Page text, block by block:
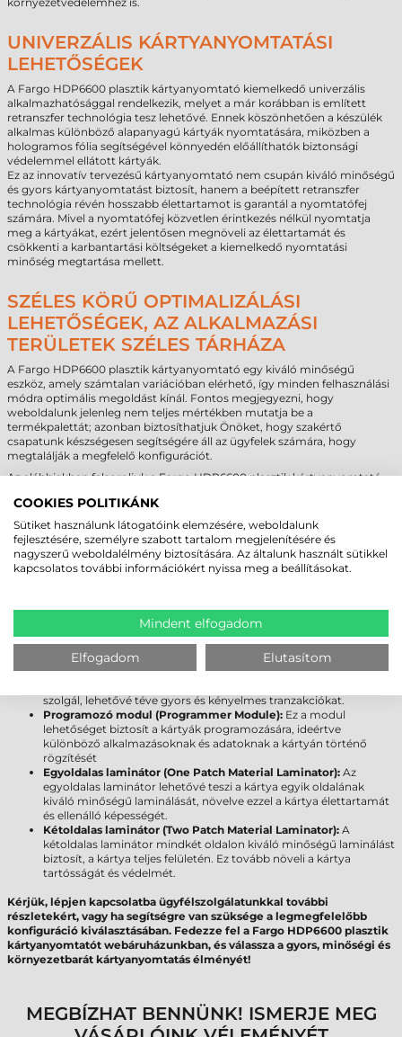
UNIVERZÁLIS KÁRTYANYOMTATÁSI
LEHETŐSÉGEK
A Fargo HDP6600 plasztik kártyanyomtató kiemelkedő univerzális
alkalmazhatósággal rendelkezik, melyet a már korábban is említett
retranszfer technológia tesz lehetővé. Ennek köszönhetően a készülék
alkalmas különböző alapanyagú kártyák nyomtatására, miközben a
hologramos fólia segítségével könnyedén előállíthatók biztonsági
védelemmel ellátott kártyák.
Ez az innovatív tervezésű kártyanyomtató nem csupán kiváló minőségű
és gyors kártyanyomtatást biztosít, hanem a beépített retranszfer
technológia révén hosszabb élettartamot is garantál a nyomtatófej
számára. Mivel a nyomtatófej közvetlen érintkezés nélkül nyomtatja
meg a kártyákat, ezért jelentősen megnöveli az élettartamát és
csökkenti a karbantartási költségeket a kiemelkedő nyomtatási
minőség megtartása mellett.
SZÉLES KÖRŰ OPTIMALIZÁLÁSI
LEHETŐSÉGEK, AZ ALKALMAZÁSI
TERÜLETEK SZÉLES TÁRHÁZA
A Fargo HDP6600 plasztik kártyanyomtató egy kiváló minőségű
eszköz, amely számtalan variációban elérhető, így minden felhasználási
módra optimális megoldást kínál. Fontos megjegyezni, hogy
weboldalunk jelenleg nem teljes mértékben mutatja be a
termékpalettát; azonban biztosíthatjuk Önöket, hogy szakértő
csapatunk készségesen segítségére áll az ügyfelek számára, hogy
megtalálják a megfelelő konfigurációt.
Az alábbiakban felsoroljuk a Fargo HDP6600 plasztik kártyanyomtató
kártya felületének tökéletes egyenletességét, ami
elengedhetetlen a pontos és megbízható kártyanyomtatási
folyamatokhoz.
Mágnescsík kódoló (Magnetic Stripe Encoder):A kártya
használnak.
Érintéses chip kódoló (Contact Chip Encoder):
érintkező chipjének kódolását teszi lehetővé, biztosítva ezzel
további biztonsági és azonosítási funkciókat.
Érintésnélküli chip kódoló (Contactless Encoder):Az
szolgál, lehetővé téve gyors és kényelmes tranzakciókat.
Programozó modul (Programmer Module): Ez a modul
lehetőséget biztosít a kártyák programozására, ideértve
különböző alkalmazásoknak és adatoknak a kártyán történő
rögzítését
Egyoldalas laminátor (One Patch Material Laminator): Az
egyoldalas laminátor lehetővé teszi a kártya egyik oldalának
kiváló minőségű laminálását, növelve ezzel a kártya élettartamát
és ellenálló képességét.
Kétoldalas laminátor (Two Patch Material Laminator): A
kétoldalas laminátor mindkét oldalon kiváló minőségű laminálást
biztosít, a kártya teljes felületén. Ez tovább növeli a kártya
tartósságát és védelmét.
Kérjük, lépjen kapcsolatba ügyfélszolgálatunkkal további
részletekért, vagy ha segítségre van szüksége a legmegfelelőbb
konfiguráció kiválasztásában. Fedezze fel a Fargo HDP6600 plasztik
kártyanyomtatót webáruházunkban, és válassza a gyors, minőségi és
környezetbarát kártyanyomtatás élményét!
MEGBÍZHAT BENNÜNK! ISMERJE MEG
COOKIES POLITIKÁNK
Sütiket használunk látogatóink elemzésére, weboldalunk
fejlesztésére, személyre szabott tartalom megjelenítésére és
nagyszerű weboldalélmény biztosítására. Az általunk használt sütikkel
kapcsolatos további információkért nyissa meg a beállításokat.
Mindent elfogadom
Elfogadom Elutasítom